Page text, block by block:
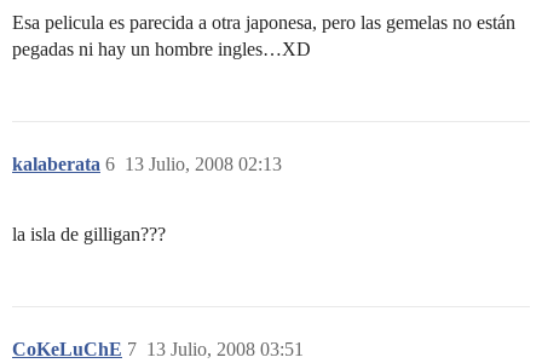
Esa pelicula es parecida a otra japonesa, pero las gemelas no están
pegadas ni hay un hombre ingles…XD
kalaberata 13 Julio, 2008 02:13
6
la isla de gilligan???
CoKeLuChE 13 Julio, 2008 03:51
7